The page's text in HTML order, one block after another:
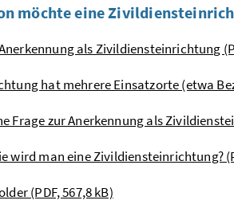
möchte eine
als Zivildiensteinrichtung
hat mehrere Einsatzorte (etwa
Frage zur Anerkennung als
wird man eine Zivildiensteinrichtung?
(PDF, 567,8 kB)